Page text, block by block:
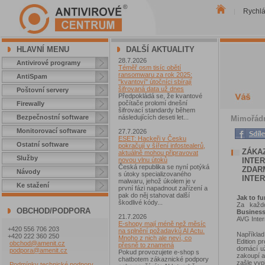
HLAVNÍ MENU
Antivirové programy
AntiSpam
Poštovní servery
Firewally
Bezpečnostní software
Monitorovací software
Ostatní software
Služby
Návody
Ke stažení
OBCHOD/PODPORA
+420 556 706 203
+420 222 360 250
obchod@amenit.cz
podpora@amenit.cz
DALŠÍ AKTUALITY
28.7.2026
Téměř osm tisíc obětí
ransomwaru za rok 2025:
"kvantoví" útočníci sbírají
šifrovaná data už dnes
Předpokládá se, že kvantové
počítače prolomí dnešní
šifrovací standardy během
následujících deseti let...
27.7.2026
ESET: Hackeři v Česku
pokračují v šíření infostealerů,
aktuálně mohou připravovat
novou vlnu útoků
Česká republika se nyní potýká
s útoky specializovaného
malwaru, jehož úkolem je v
první fázi napadnout zařízení a
pak do něj stahovat další
škodlivé kódy...
21.7.2026
E-shopy mají méně než měsíc
na splnění požadavků AI Actu.
Mnoho z nich ale neví, co
přesně to znamená
Pokud provozujete e-shop s
chatbotem zákaznické podpory
Jak to
Za
AVG
Edition
domácí
zakoupí
zašle